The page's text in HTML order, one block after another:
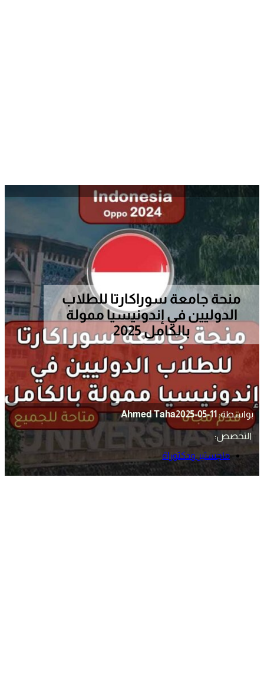
منحة جامعة سوراكارتا للطلاب
الدوليين في إندونيسيا ممولة
بالكامل 2025
بواسطة: Ahmed Taha2025-05-11
التخصص:
ماجستير ودكتوراة